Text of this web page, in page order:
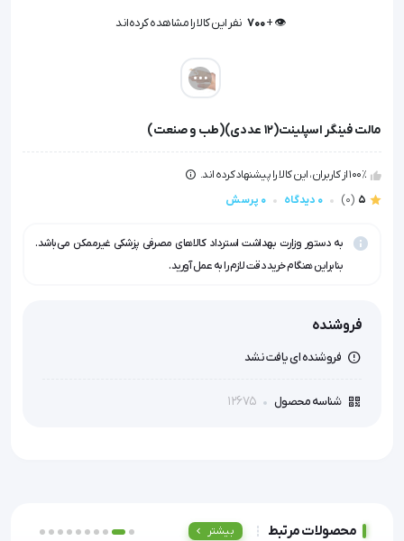
👁️ +
700 نفر این کالا را مشاهده کرده‌اند
مالت فینگر اسپلینت(12 عددی)(طب و صنعت)
100٪ از کاربران، این کالا را پیشنهاد کرده اند.
5
(0) 0 دیدگاه 0 پرسش
به دستور وزارت بهداشت استرداد کالاهای مصرفی پزشکی غیرممکن می‌باشد.
بنابراین هنگام خرید دقت لازم را به عمل آورید.
فروشنده
فروشنده ای یافت نشد
شناسه محصول 12675
محصولات مرتبط بیشتر